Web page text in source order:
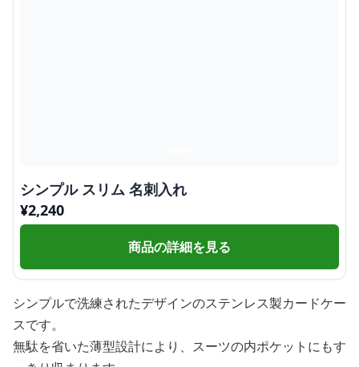
シンプル スリム 名刺入れ
¥2,240
商品の詳細を見る
シンプルで洗練されたデザインのステンレス製カードケー
スです。
無駄を省いた薄型設計により、スーツの内ポケットにもす